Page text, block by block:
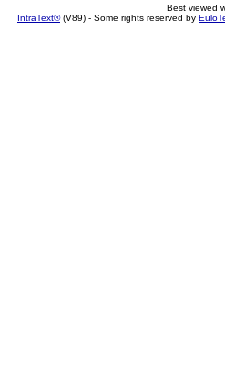
Best viewed
IntraText®(V89) - Some rights reserved by